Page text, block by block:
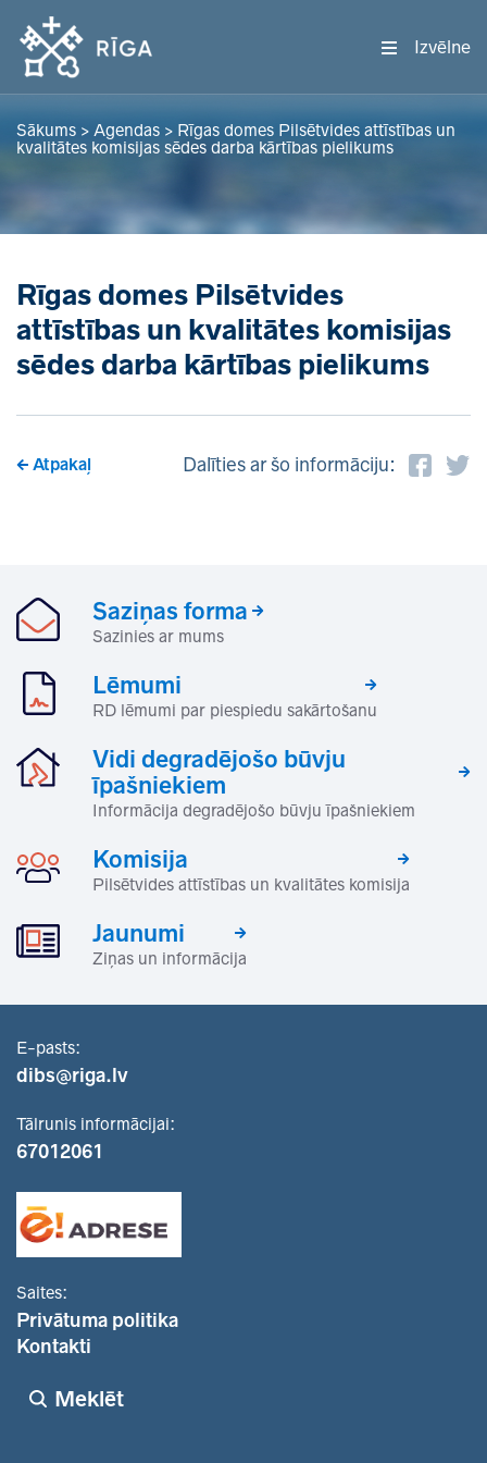
Izvēlne
Sākums > Agendas > Rīgas domes Pilsētvides attīstības un
kvalitātes komisijas sēdes darba kārtības pielikums
Rīgas domes Pilsētvides
attīstības un kvalitātes komisijas
sēdes darba kārtības pielikums
Atpakaļ Dalīties ar šo informāciju:
Saziņas forma
Sazinies ar mums
Lēmumi
RD lēmumi par piespiedu sakārtošanu
Vidi degradējošo būvju
īpašniekiem
Informācija degradējošo būvju īpašniekiem
Komisija
Pilsētvides attīstības un kvalitātes komisija
Jaunumi
Ziņas un informācija
E-pasts:
dibs@riga.lv
Tālrunis informācijai:
67012061
Saites:
Privātuma politika
Kontakti
Meklēt